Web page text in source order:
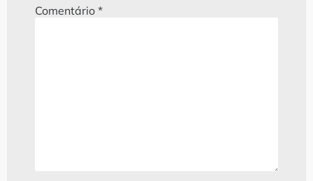
Comentário *